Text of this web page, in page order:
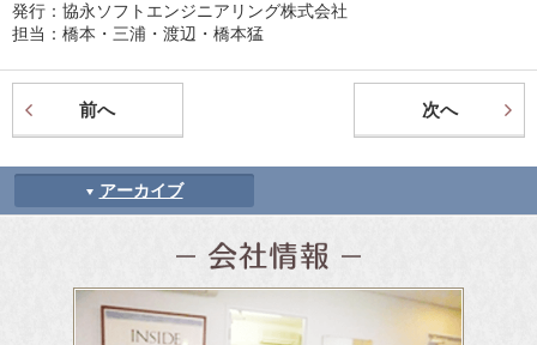
発行：協永ソフトエンジニアリング株式会社
担当：橋本・三浦・渡辺・橋本猛
前へ 次へ
アーカイブ